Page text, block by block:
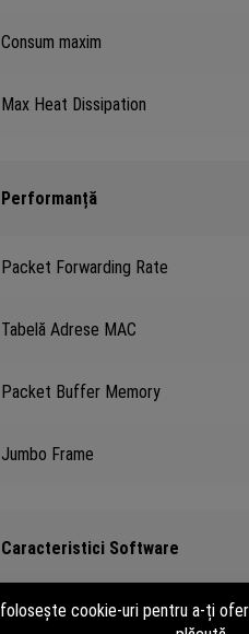
Consum maxim
Max Heat Dissipation
Performanță
Packet Forwarding Rate
Tabelă Adrese MAC
Packet Buffer Memory
Jumbo Frame
Caracteristici Software
Caracteristici Avansate